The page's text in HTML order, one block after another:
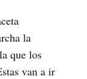
la
que los
van a ir